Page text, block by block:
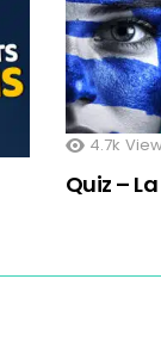
4.7k
Quiz –